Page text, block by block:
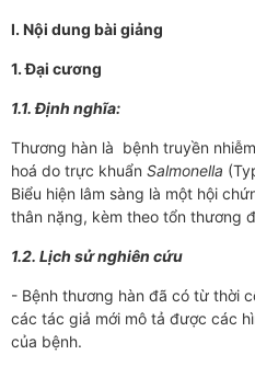
I. Nội dung bài giảng
1. Đại c­ương
1.1. Định nghĩa:
Th­ương hàn là bệnh truyền
hoá do trực khuẩn Salmonella
Biểu hiện lâm sàng là một hội
thân nặng, kèm theo tổn thư­­ơng
1.2. Lịch sử nghiên cứu
- Bệnh thư­­­ơng hàn đã có từ thời
các tác giả mới mô tả đư­­­ợc các
của bệnh.